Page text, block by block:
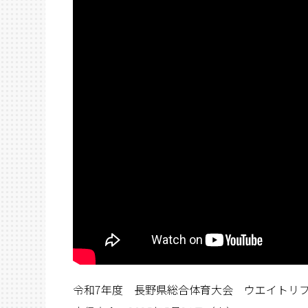
令和7年度 長野県総合体育大会 ウエイトリ